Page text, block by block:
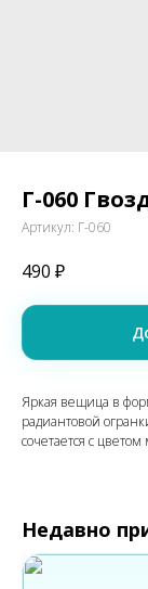
Г-060
Артикул: Г-060
490 ₽
Яркая вещица в
радиантовой
сочетается с
Недавно